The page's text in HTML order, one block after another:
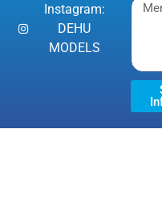
Instagram:
DEHU
MODELS